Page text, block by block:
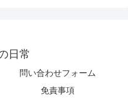
日常
問い合わせフォーム
免責事項